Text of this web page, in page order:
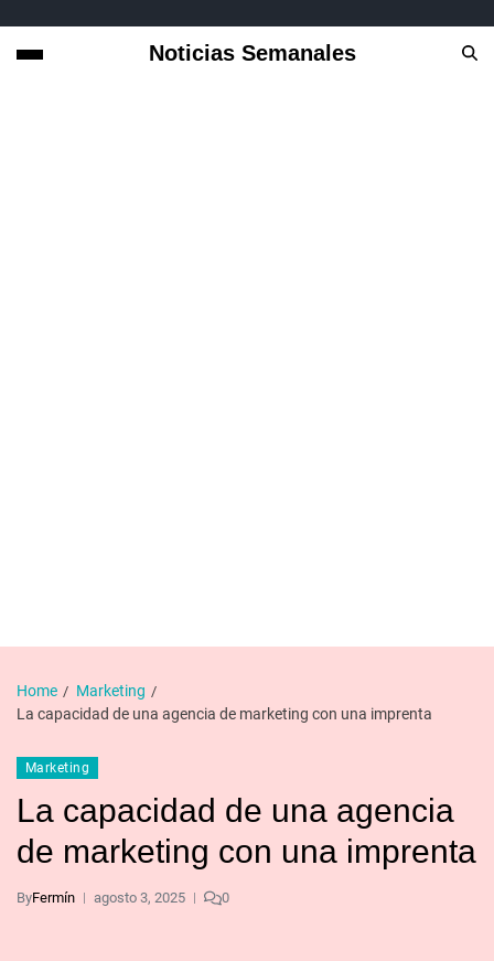
Noticias Semanales
Home
Marketing
La capacidad de una agencia de marketing con una imprenta
Marketing
La capacidad de una agencia
de marketing con una imprenta
ByFermín agosto 3, 2025 0